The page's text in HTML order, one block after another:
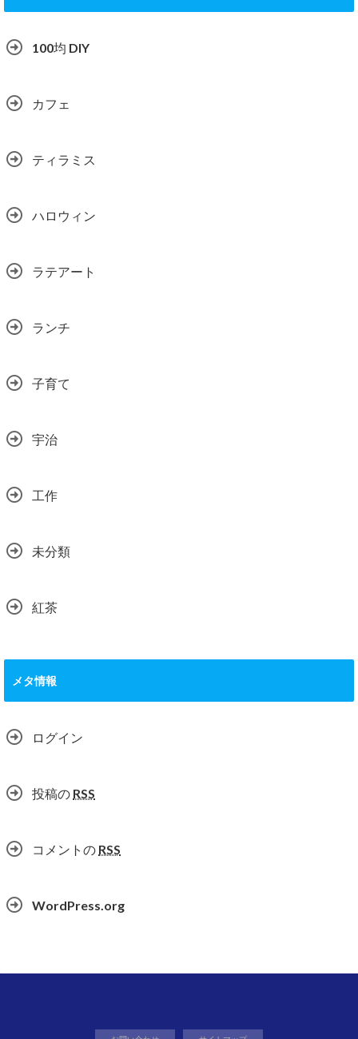
100均 DIY
カフェ
ティラミス
ハロウィン
ラテアート
ランチ
子育て
宇治
工作
未分類
紅茶
メタ情報
ログイン
投稿の RSS
コメントの RSS
WordPress.org